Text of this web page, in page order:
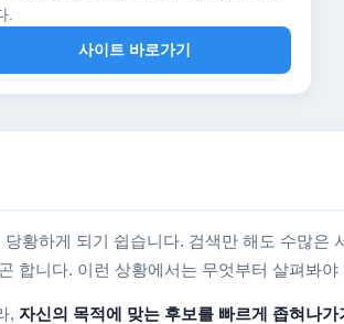
.
사이트 바로가기
황하게 되기 쉽습니다. 검색만 해도 수많은
합니다. 이런 상황에서는 무엇부터 살펴봐
, 자신의 목적에 맞는 후보를 빠르게 좁혀나가